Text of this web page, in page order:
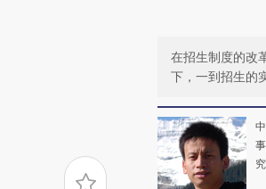
在招生制度的改
下，一到招生的
究